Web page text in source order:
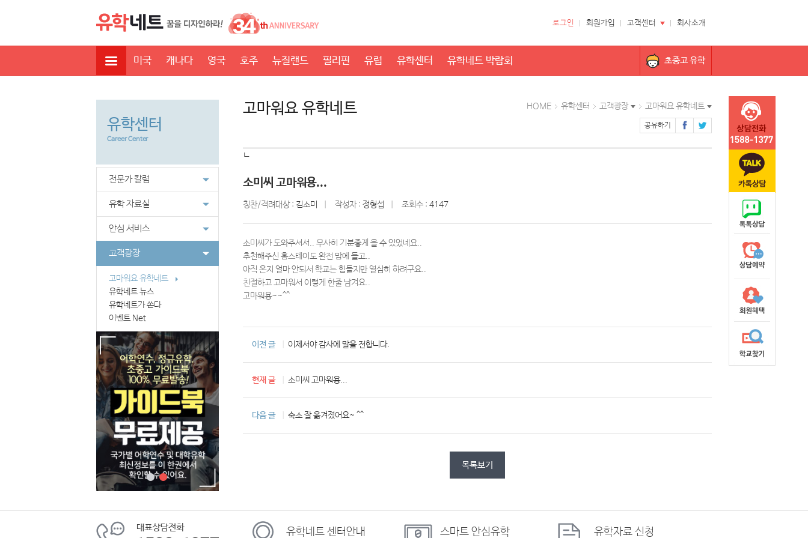
로그인 회원가입 고객센터 회사소개
미국 캐나다 영국 호주 뉴질랜드 필리핀 유럽 유학센터 유학네트 박람회 초중고 유학
유학센터
Career Center
전문가 칼럼
유학 자료실
안심 서비스
고객광장
고마워요 유학네트
유학네트 뉴스
유학네트가 쏜다
이벤트 Net
HOME 유학센터 고객광장 고마워요 유학네트
공유하기
고마워요 유학네트
ㄴ
소미씨 고마워용...
칭찬/격려대상 : 김소미 작성자 : 정형섭 조회수 : 4147
소미씨가 도와주셔서.. 무사히 기분좋게 올 수 있었네요..
추천해주신 홈스테이도 완전 맘에 들고..
아직 온지 얼마 안되서 학교는 힘들지만 열심히 하려구요..
친절하고 고마워서 이렇게 한줄 남겨요..
고마워용~~^^
이전 글 이제서야 감사에 말을 전합니다.
현재 글 소미씨 고마워용...
다음 글 숙소 잘 옮겨졌어요~ ^^
목록보기
유학네트 센터안내 스마트 안심유학 유학자료 신청